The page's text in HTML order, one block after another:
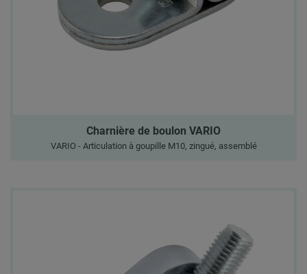
Charnière de boulon VARIO
VARIO - Articulation à goupille M10, zingué, assemblé